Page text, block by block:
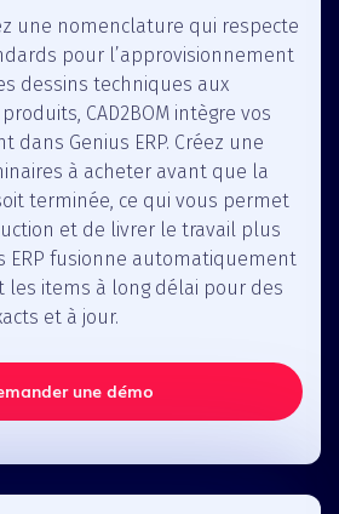
une nomenclature qui respecte
pour l’approvisionnement
dessins techniques aux
CAD2BOM intègre vos
dans Genius ERP. Créez une
à acheter avant que la
terminée, ce qui vous permet
et de livrer le travail plus
ERP fusionne automatiquement
les items à long délai pour des
et à jour.
une démo